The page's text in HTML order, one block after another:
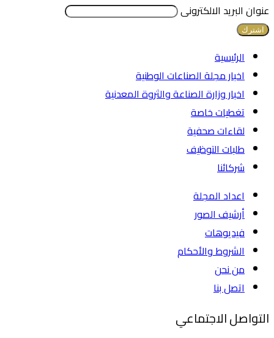
عنوان البريد الالكترونى
الرئيسية
اخبار مجلة الصناعات الوطنية
اخبار وزارة الصناعة والثروة المعدنية
تغطيات خاصة
لقاءات صحفية
طلبات التوظيف
شركائنا
اعداد المجلة
أرشيف الصور
فيديوهات
الشروط والأحكام
من نحن
اتصل بنا
التواصل الاجتماعي